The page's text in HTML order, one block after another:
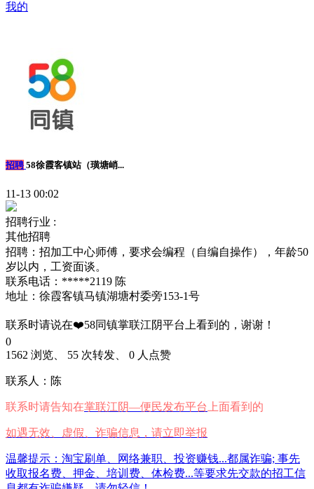
我的
招聘 58徐霞客镇站（璜塘峭...
11-13 00:02
招聘行业 :
其他招聘
招聘：招加工中心师傅，要求会编程（自编自操作），年龄50
岁以内，工资面谈。
联系电话：*****2119 陈
地址：徐霞客镇马镇湖塘村委旁153-1号
联系时请说在❤️58同镇掌联江阴平台上看到的，谢谢！
0
1562 浏览、 55 次转发、 0 人点赞
联系人：陈
联系时请告知在掌联江阴—便民发布平台 上面看到的
如遇无效、虚假、诈骗信息，请立即举报
温馨提示：淘宝刷单、网络兼职、投资赚钱...都属诈骗; 事先
收取报名费、押金、培训费、体检费...等要求先交款的招工信